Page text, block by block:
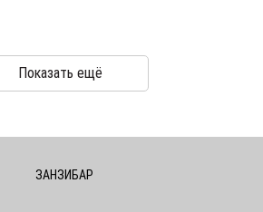
Показать ещё
ЗАНЗИБАР